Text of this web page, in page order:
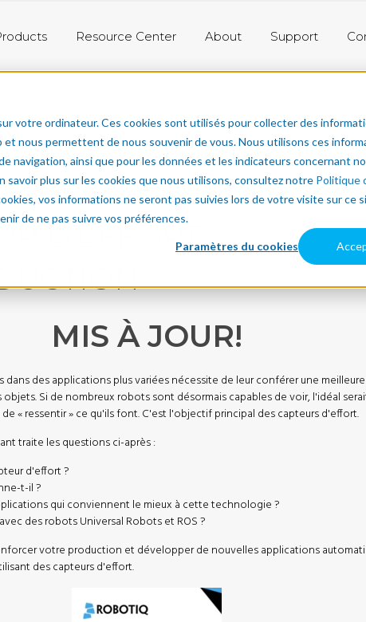
votre ordinateur. Ces cookies sont utilisés pour collecter des
nous permettent de nous souvenir de vous. Nous utilisons ces
navigation, ainsi que pour les données et les indicateurs concernant
savoir plus sur les cookies que nous utilisons, consultez notre Politique
vos informations ne seront pas suivies lors de votre visite sur ce
de ne pas suivre vos préférences.
Paramètres du cookies
Resource Center About Support
D’EFFORT
MIS À JOUR!
des applications plus variées nécessite de leur conférer une meilleure
Si de nombreux robots sont désormais capables de voir, l'idéal
« ressentir » ce qu'ils font. C'est l'objectif principal des capteurs d'effort.
traite les questions ci-après :
d'effort ?
t-il ?
qui conviennent le mieux à cette technologie ?
des robots Universal Robots et ROS ?
votre production et développer de nouvelles applications
des capteurs d'effort.